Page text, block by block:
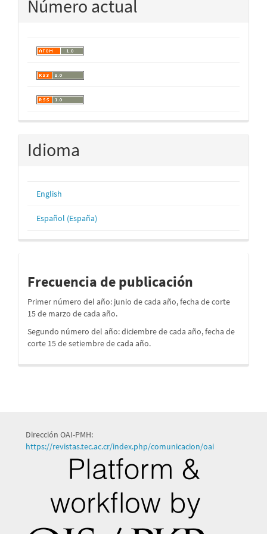
Número actual
Idioma
English
Español (España)
Frecuencia de publicación
Primer número del año: junio de cada año, fecha de corte
15 de marzo de cada año.
Segundo número del año: diciembre de cada año, fecha de
corte 15 de setiembre de cada año.
Dirección OAI-PMH:
https://revistas.tec.ac.cr/index.php/comunicacion/oai